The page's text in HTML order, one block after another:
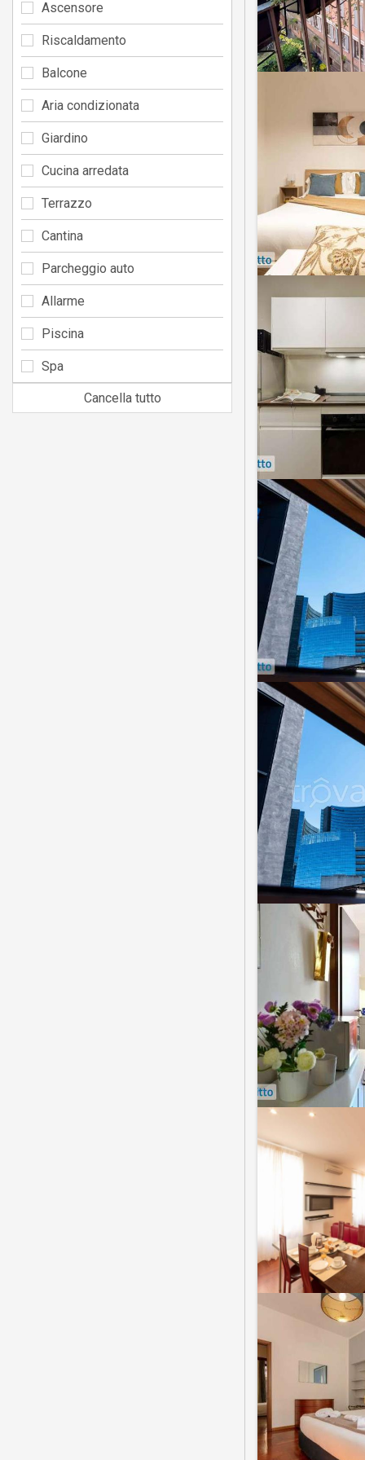
Ascensore
Riscaldamento
Balcone
Aria condizionata
Giardino
Cucina arredata
Terrazzo
Cantina
Parcheggio auto
Allarme
Piscina
Spa
Cancella tutto